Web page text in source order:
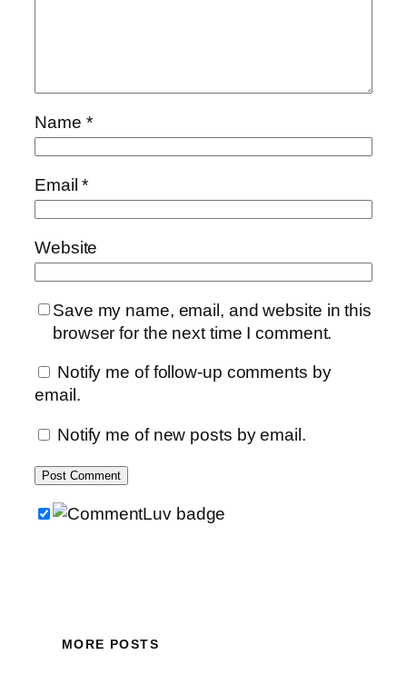
Name *
Email*
Website
Save my name, email, and website in this
browser for the next time I comment.
Notify me of follow-up comments by
email.
Notify me of new posts by email.
MORE POSTS